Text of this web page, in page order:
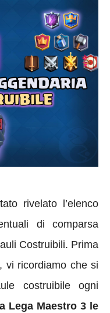
rivelato l’elenco
di comparsa
Costruibili. Prima
vi ricordiamo che si
costruibile ogni
Lega Maestro 3 le